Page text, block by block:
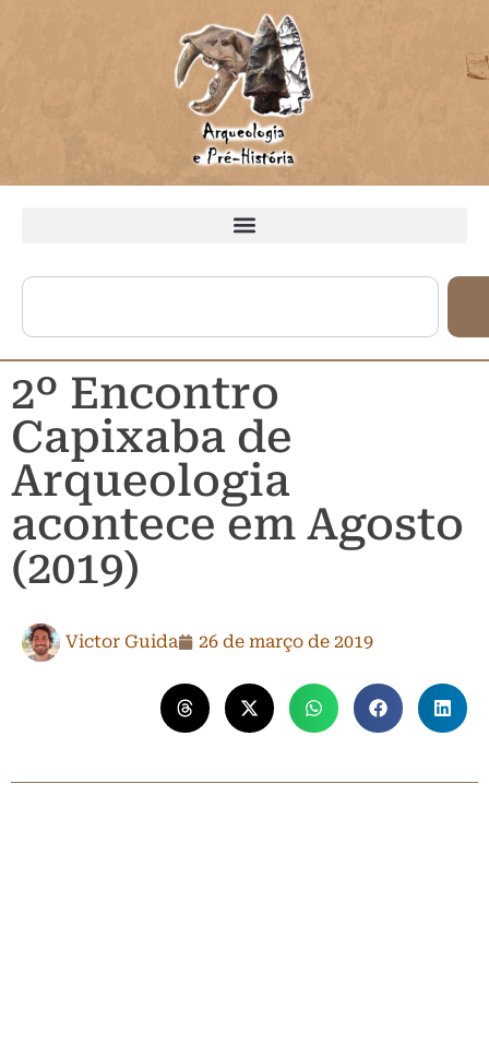
2º Encontro
Capixaba de
Arqueologia
acontece em Agosto
(2019)
Victor Guida 26 de março de 2019